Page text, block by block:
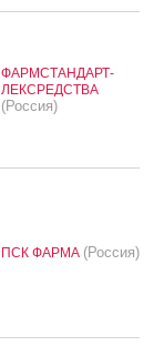
ФАРМСТАНДАРТ-
ЛЕКСРЕДСТВА
(Россия)
ПСК ФАРМА (Россия)